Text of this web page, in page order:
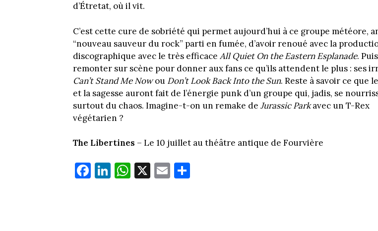
d’Étretat, où il vit.
C’est cette cure de sobriété qui permet aujourd’hui à ce groupe météore,
“nouveau sauveur du rock” parti en fumée, d’avoir renoué avec la
discographique avec le très efficace All Quiet On the Eastern Esplanade.
remonter sur scène pour donner aux fans ce qu’ils attendent le plus : ses
Can’t Stand Me Nowou Don’t Look Back Into the Sun. Reste à savoir ce que
et la sagesse auront fait de l’énergie punk d’un groupe qui, jadis, se
surtout du chaos. Imagine-t-on un remake de Jurassic Parkavec un T-Rex
végétarien ?
The Libertines – Le 10 juillet au théâtre antique de Fourvière
Fa
ce
Li
nk
W
ha
X E
m